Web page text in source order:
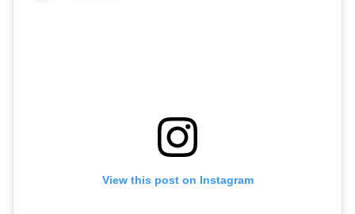
View this post on Instagram